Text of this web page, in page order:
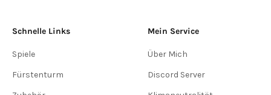
Schnelle Links
Spiele
Fürstenturm
Mein Service
Über Mich
Discord Server